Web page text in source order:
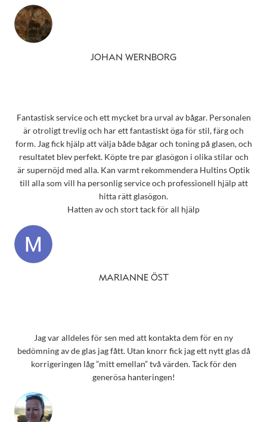
JOHAN WERNBORG
Fantastisk service och ett mycket bra urval av bågar. Personalen
är otroligt trevlig och har ett fantastiskt öga för stil, färg och
form. Jag fick hjälp att välja både bågar och toning på glasen, och
resultatet blev perfekt. Köpte tre par glasögon i olika stilar och
är supernöjd med alla. Kan varmt rekommendera Hultins Optik
till alla som vill ha personlig service och professionell hjälp att
hitta rätt glasögon.
Hatten av och stort tack för all hjälp
MARIANNE ÖST
Jag var alldeles för sen med att kontakta dem för en ny
bedömning av de glas jag fått. Utan knorr fick jag ett nytt glas då
korrigeringen låg ”mitt emellan” två värden. Tack för den
generösa hanteringen!